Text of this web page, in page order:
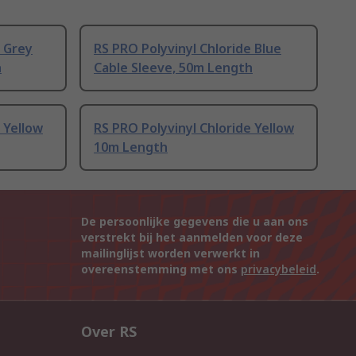
Grey
RS PRO Polyvinyl Chloride Blue
Cable Sleeve, 50m Length
Yellow
RS PRO Polyvinyl Chloride Yellow
10m Length
De persoonlijke gegevens die u aan ons
verstrekt bij het aanmelden voor deze
mailinglijst worden verwerkt in
overeenstemming met ons privacybeleid.
Over RS